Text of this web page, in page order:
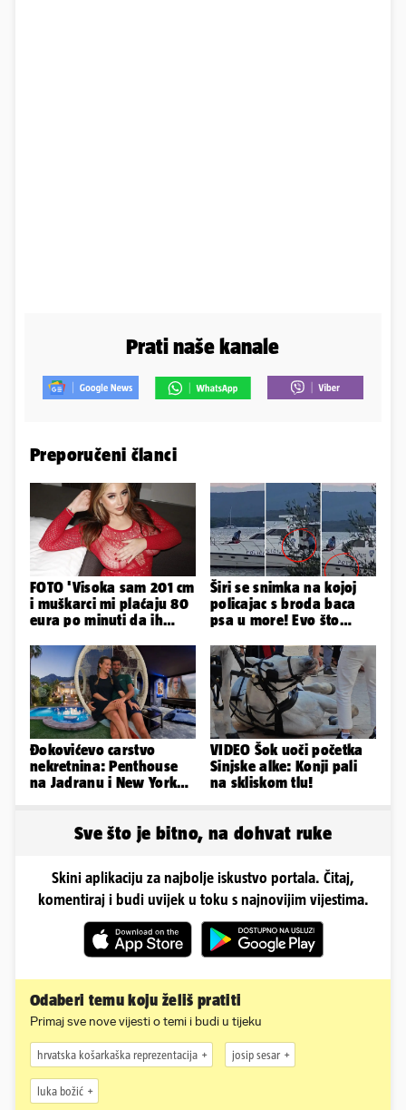
Prati naše kanale
Preporučeni članci
FOTO 'Visoka sam 201 cm
i muškarci mi plaćaju 80
eura po minuti da ih
Širi se snimka na kojoj
policajac s broda baca
psa u more! Evo što
pustili'
Đokovićevo carstvo
nekretnina: Penthouse
na Jadranu i New Yorku,
VIDEO Šok uoči početka
Sinjske alke: Konji pali
na skliskom tlu!
Sve što je bitno, na dohvat ruke
Skini aplikaciju za najbolje iskustvo portala. Čitaj,
komentiraj i budi uvijek u toku s najnovijim vijestima.
Odaberi temu koju želiš pratiti
Primaj sve nove vijesti o temi i budi u tijeku
hrvatska košarkaška reprezentacija josip sesar
luka božić